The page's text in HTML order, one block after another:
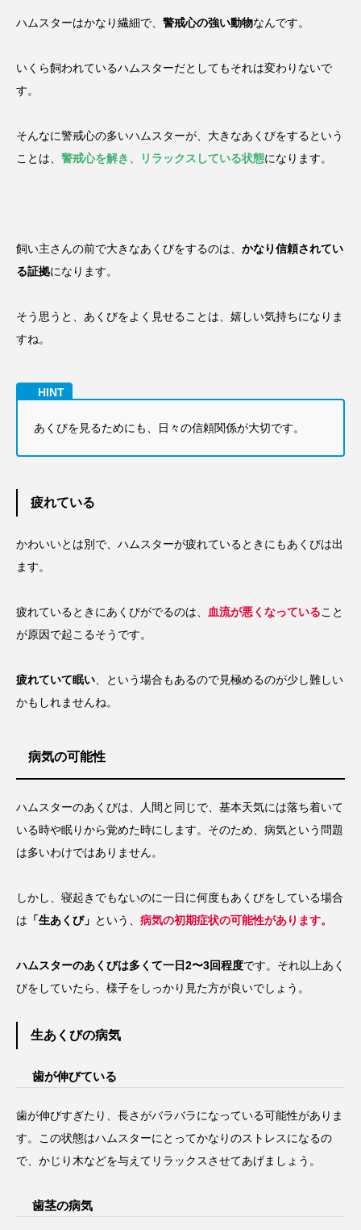
ハムスターはかなり繊細で、 警戒心の強い動物なんです。
いくら飼われているハムスターだとしてもそれは変わりないで
す。
そんなに警戒心の多いハムスターが、大きなあくびをするという
ことは、 警戒心を解き、リラックスしている状態になります。
飼い主さんの前で大きなあくびをするのは、 かなり信頼されてい
る証拠になります。
そう思うと、あくびをよく見せることは、嬉しい気持ちになりま
すね。
あくびを見るためにも、日々の信頼関係が大切です。
疲れている
かわいいとは別で、ハムスターが疲れているときにもあくびは出
ます。
疲れているときにあくびがでるのは、 血流が悪くなっていること
が原因で起こるそうです。
疲れていて眠い 、という場合もあるので見極めるのが少し難しい
かもしれませんね。
病気の可能性
ハムスターのあくびは、人間と同じで、基本天気には落ち着いて
いる時や眠りから覚めた時にします。そのため、病気という問題
は多いわけではありません。
しかし、寝起きでもないのに一日に何度もあくびをしている場合
は 「生あくび」 という、 病気の初期症状の可能性があります。
ハムスターのあくびは多くて一日2〜3回程度です。それ以上あく
びをしていたら、様子をしっかり見た方が良いでしょう。
生あくびの病気
歯が伸びている
歯が伸びすぎたり、長さがバラバラになっている可能性がありま
す。この状態はハムスターにとってかなりのストレスになるの
で、かじり木などを与えてリラックスさせてあげましょう。
歯茎の病気